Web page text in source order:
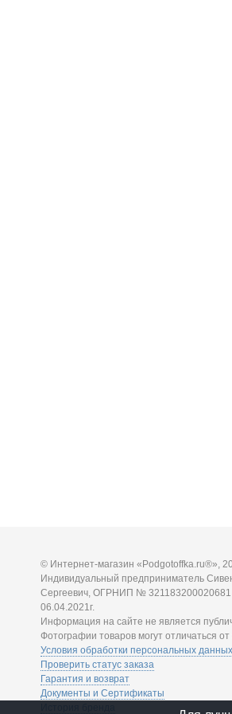
© Интернет-магазин «Podgotoffka.ru®»,
Индивидуальный предприниматель
Сергеевич, ОГРНИП № 321183200020681
06.04.2021г.
Информация на сайте не является
Фотографии товаров могут отличаться
Условия обработки персональных данных
Проверить статус заказа
Гарантия и возврат
Документы и Сертификаты